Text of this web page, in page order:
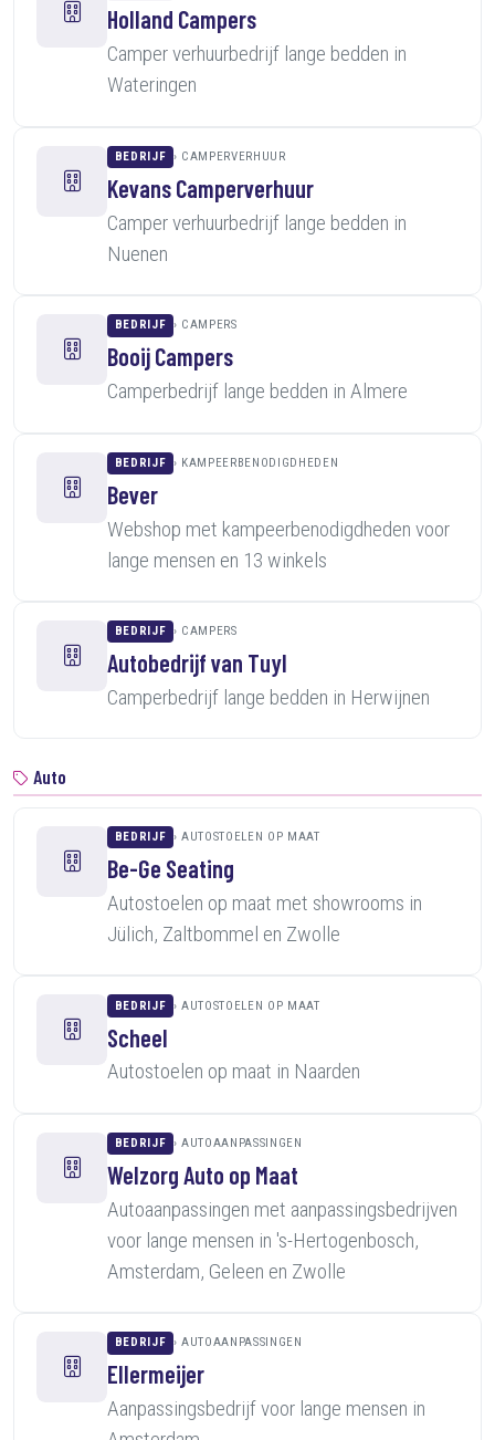
Holland Campers
Camper verhuurbedrijf lange bedden in
Wateringen
BEDRIJF CAMPERVERHUUR
Kevans Camperverhuur
Camper verhuurbedrijf lange bedden in
Nuenen
BEDRIJF CAMPERS
Booij Campers
Camperbedrijf lange bedden in Almere
BEDRIJF KAMPEERBENODIGDHEDEN
Bever
Webshop met kampeerbenodigdheden voor
lange mensen en 13 winkels
BEDRIJF CAMPERS
Autobedrijf van Tuyl
Camperbedrijf lange bedden in Herwijnen
Auto
BEDRIJF AUTOSTOELEN OP MAAT
Be-Ge Seating
Autostoelen op maat met showrooms in
Jülich, Zaltbommel en Zwolle
BEDRIJF AUTOSTOELEN OP MAAT
Scheel
Autostoelen op maat in Naarden
BEDRIJF AUTOAANPASSINGEN
Welzorg Auto op Maat
Autoaanpassingen met aanpassingsbedrijven
voor lange mensen in 's-Hertogenbosch,
Amsterdam, Geleen en Zwolle
BEDRIJF AUTOAANPASSINGEN
Ellermeijer
Aanpassingsbedrijf voor lange mensen in